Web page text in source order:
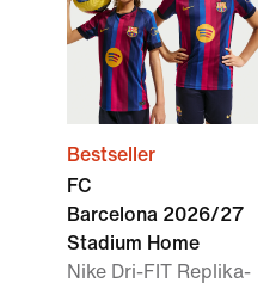
Bestseller
FC
Barcelona 2026/27
Stadium Home
Nike Dri-FIT Replika-